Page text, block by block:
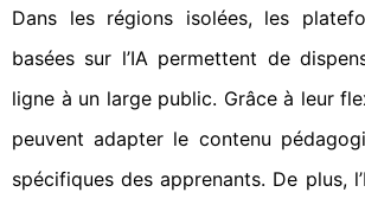
Dans les régions isolées, les
basées sur l’IA permettent de
ligne à un large public. Grâce à leur
peuvent adapter le contenu
spécifiques des apprenants. De plus,